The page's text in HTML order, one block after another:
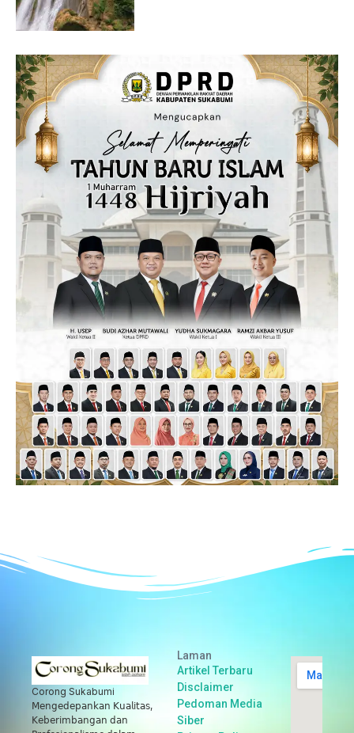
Corong Sukabumi
𝖬𝖾𝗇𝗀𝖾𝖽𝖾𝗉𝖺𝗇𝗄𝖺𝗇 𝖪𝗎𝖺𝗅𝗂𝗍𝖺𝗌,
𝖪𝖾𝖻𝖾𝗋𝗂𝗆𝖻𝖺𝗇𝗀𝖺𝗇 𝖽𝖺𝗇
Laman
Artikel Terbaru
Disclaimer
Pedoman Media
Siber